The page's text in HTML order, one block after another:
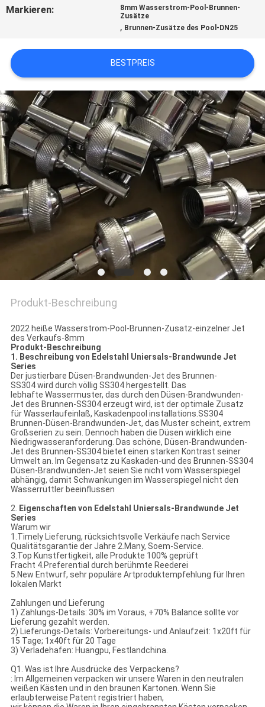
FORDERN
EIN
ZITAT
NEWS
SITEMAP
PRIVACY
POLICY
Markieren:
8mm Wasserstrom-Pool-Brunnen-
Zusätze
, Brunnen-Zusätze des Pool-DN25
BESTPREIS
Produkt-Beschreibung
2022 heiße Wasserstrom-Pool-Brunnen-Zusatz-einzelner Jet
des Verkaufs-8mm
Produkt-Beschreibung
1. Beschreibung von Edelstahl Uniersals-Brandwunde Jet
Series
Derjustierbare Düsen-Brandwunden-Jet des Brunnen-
SS304wird durch völlig SS304 hergestellt. Das
lebhafte Wassermuster, das durch den Düsen-Brandwunden-
Jet des Brunnen-SS304erzeugt wird, ist der optimale Zusatz
für Wasserlaufeinlaß, Kaskadenpool installations.SS304
Brunnen-Düsen-Brandwunden-Jet, das Muster scheint, extrem
Großserien zu sein. Dennoch haben die Düsen wirklich eine
Niedrigwasseranforderung. Das schöne, Düsen-Brandwunden-
Jet des Brunnen-SS304 bietet einen starken Kontrast seiner
Umwelt an. Im Gegensatz zu Kaskaden-und des Brunnen-SS304
Düsen-Brandwunden-Jet seien Sie nicht vom Wasserspiegel
abhängig, damit Schwankungen im Wasserspiegel nicht den
Wasserrüttler beeinflussen
2. Eigenschaften von Edelstahl Uniersals-Brandwunde Jet
Series
Warum wir
1.Timely Lieferung, rücksichtsvolle Verkäufe nach Service
Qualitätsgarantie der Jahre 2.Many, Soem-Service.
3.Top Kunstfertigkeit, alle Produkte 100% geprüft
Fracht 4.Preferential durch berühmte Reederei
5.New Entwurf, sehr populäre Artproduktempfehlung für Ihren
lokalen Markt
Zahlungen und Lieferung
1) Zahlungs-Details: 30% im Voraus, +70% Balance sollte vor
Lieferung gezahlt werden.
2) Lieferungs-Details: Vorbereitungs- und Anlaufzeit: 1x20ft für
15 Tage; 1x40ft für 20 Tage
3) Verladehafen: Huangpu, Festlandchina.
Q1. Was ist Ihre Ausdrücke des Verpackens?
: Im Allgemeinen verpacken wir unsere Waren in den neutralen
weißen Kästen und in den braunen Kartonen. Wenn Sie
erlaubterweise Patent registriert haben,